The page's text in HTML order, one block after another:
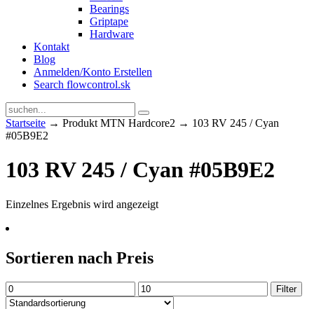
Bearings
Griptape
Hardware
Kontakt
Blog
Anmelden/Konto Erstellen
Search flowcontrol.sk
Startseite → Produkt MTN Hardcore2 → 103 RV 245 / Cyan
#05B9E2
103 RV 245 / Cyan #05B9E2
Einzelnes Ergebnis wird angezeigt
Sortieren nach Preis
Min.
Preis
Max.
Preis
Filter